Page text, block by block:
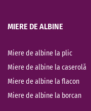
MIERE DE ALBINE
Miere de albine la plic
Miere de albine la caserolă
Miere de albine la flacon
Miere de albine la borcan